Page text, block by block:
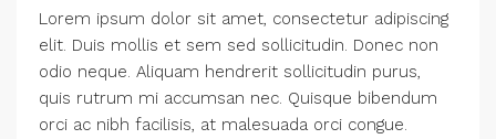
Lorem ipsum dolor sit amet, consectetur adipiscing
elit. Duis mollis et sem sed sollicitudin. Donec non
odio neque. Aliquam hendrerit sollicitudin purus,
quis rutrum mi accumsan nec. Quisque bibendum
orci ac nibh facilisis, at malesuada orci congue.